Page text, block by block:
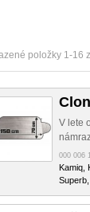
položky 1-16
V lete
000 006
Kamiq,